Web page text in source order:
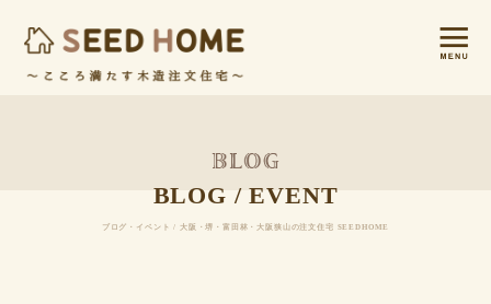
BLOG / EVENT
ブログ・イベント / 大阪・堺・富田林・大阪狭山の注文住宅 SEEDHOME